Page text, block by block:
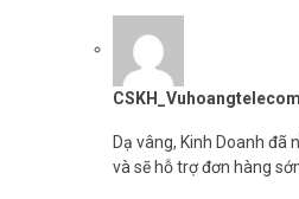
CSKH_Vuhoangtelecom
Dạ vâng, Kinh Doanh đã
và sẽ hỗ trợ đơn hàng